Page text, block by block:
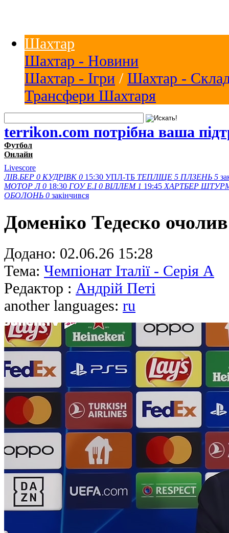
Шахтар
Шахтар - Новини
Шахтар - Ігри / Шахтар -
Трансфери Шахтаря
terrikon.com потрібна ваша
Футбол
Онлайн
Livescore
ЛІВ.БЕР 0 КУДРІВК 0 15:30 УПЛ-ТБ ТЕПЛІЦЕ 5 ПЛЗЕНЬ 5
МОТОР Л 0 18:30 ГОУ Е.І 0 ВІЛЛЕМ 1 19:45 ХАРТБЕР
ОБОЛОНЬ 0 закінчився
Доменіко Тедеско
Додано: 02.06.26 15:28
Тема: Чемпіонат Італії - Серія А
Редактор : Андрій Петі
another languages: ru